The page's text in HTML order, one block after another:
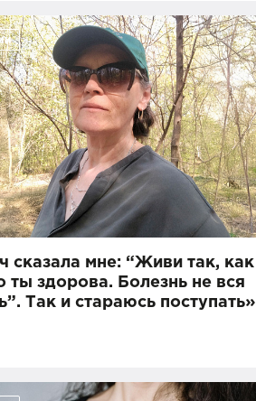
сказала мне: “Живи так, как
ты здорова. Болезнь не вся
Так и стараюсь поступать»